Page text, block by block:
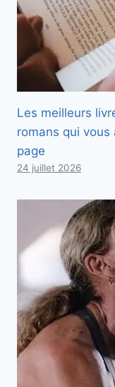
Les meilleurs
romans qui
page
24 juillet 2026